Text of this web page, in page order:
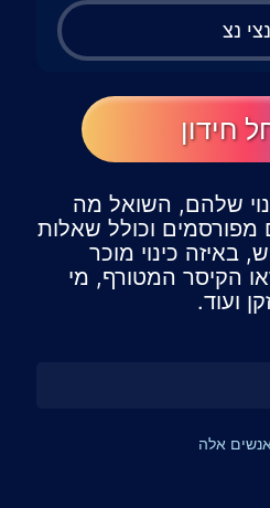
נצי נצ
חידון
שלהם, השואל מה
מפורסמים וכולל שאלות
באיזה כינוי מוכר
הקיסר המטורף, מי
ועוד.
אלה